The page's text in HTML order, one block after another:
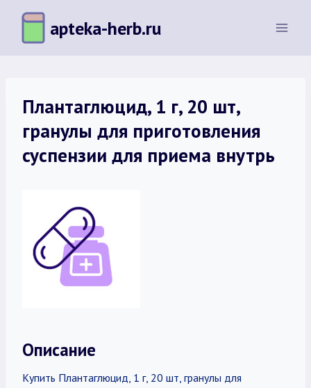
Перейти
содержимому
apteka-herb.ru
Плантаглюцид, 1 г, 20 шт,
гранулы для приготовления
суспензии для приема внутрь
Описание
Купить Плантаглюцид, 1 г, 20 шт, гранулы для